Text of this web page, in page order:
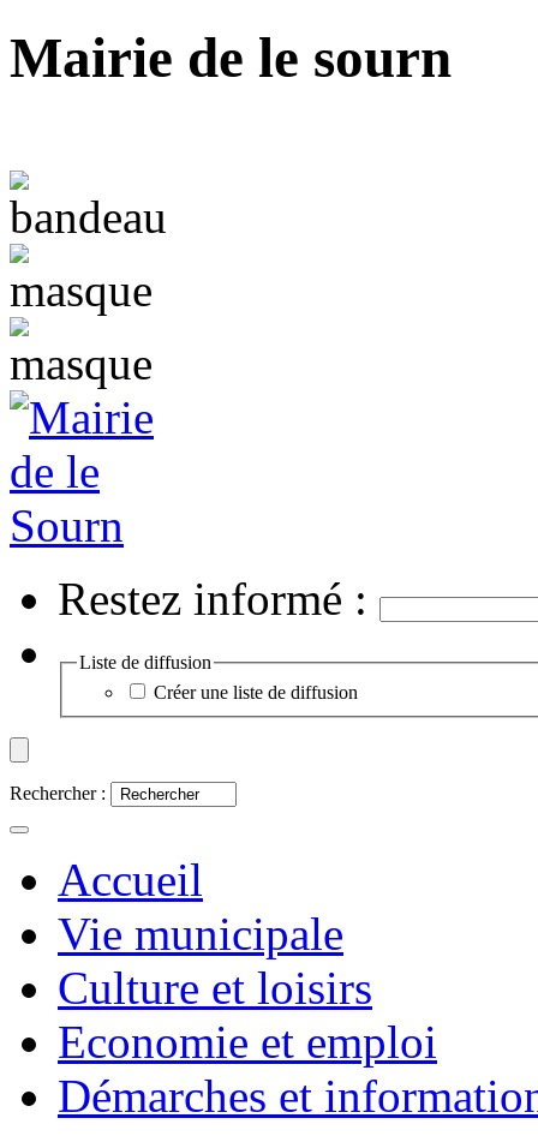
Mairie de le sourn
Restez informé :
Liste de diffusion
Créer une liste de diffusion
Rechercher :
Accueil
Vie municipale
Culture et loisirs
Economie et emploi
Démarches et